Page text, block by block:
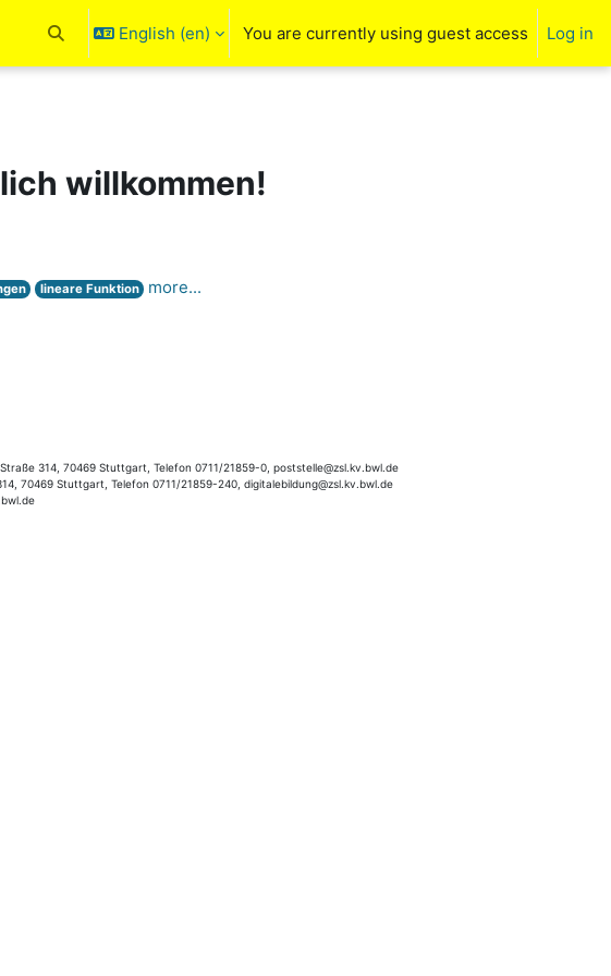
Toggle search input
English ‎(en)‎ You are currently using guest access Log in
willkommen!
lineare Funktion
more...
314, 70469 Stuttgart, Telefon 0711/21859-0, poststelle@zsl.kv.bwl.de
70469 Stuttgart, Telefon 0711/21859-240, digitalebildung@zsl.kv.bwl.de